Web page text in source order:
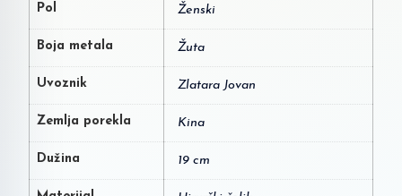
Pol Ženski
Boja metala Žuta
Uvoznik Zlatara Jovan
Zemlja porekla Kina
Dužina 19 cm